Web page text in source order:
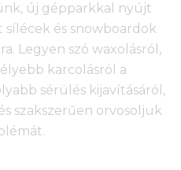
új gépparkkal nyújt
és snowboardok
Legyen szó waxolásról,
karcolásról a
sérülés kijavításáról,
szakszerűen orvosoljuk